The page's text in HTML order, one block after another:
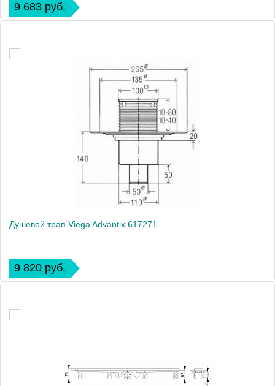
9 683 руб.
Душевой трап Viega Advantix 617271
9 820 руб.